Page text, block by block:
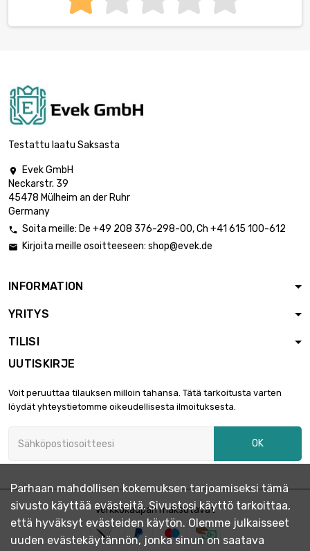
Testattu laatu Saksasta

Evek GmbH
Neckarstr. 39
45478 Mülheim an der Ruhr
Germany
 Soita meille: De +49 208 376-298-00, Ch +41 615 100-612
 Kirjoita meille osoitteeseen: shop@evek.de
INFORMATION
YRITYS
TILISI
UUTISKIRJE
Voit peruuttaa tilauksen milloin tahansa. Tätä tarkoitusta varten
löydät yhteystietomme oikeudellisesta ilmoituksesta.
OK
Verkkokaupan maksutavat
Parhaan mahdollisen kokemuksen tarjoamiseksi tämä
sivusto käyttää evästeitä. Sivustosi käyttö tarkoittaa,
että hyväksyt evästeiden käytön. Olemme julkaisseet
uuden evästekäytännön, jonka sinun on saatava